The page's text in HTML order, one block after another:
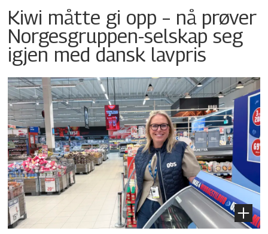
Kiwi måtte gi opp – nå prøver
Norgesgruppen-selskap seg
igjen med dansk lavpris